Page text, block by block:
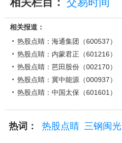
相关报道：
热股点睛：海通集团（600537）
热股点睛：内蒙君正（601216）
热股点睛：芭田股份（002170）
热股点睛：冀中能源（000937）
热股点睛：中国太保（601601）
热词： 热股点睛 三钢闽光